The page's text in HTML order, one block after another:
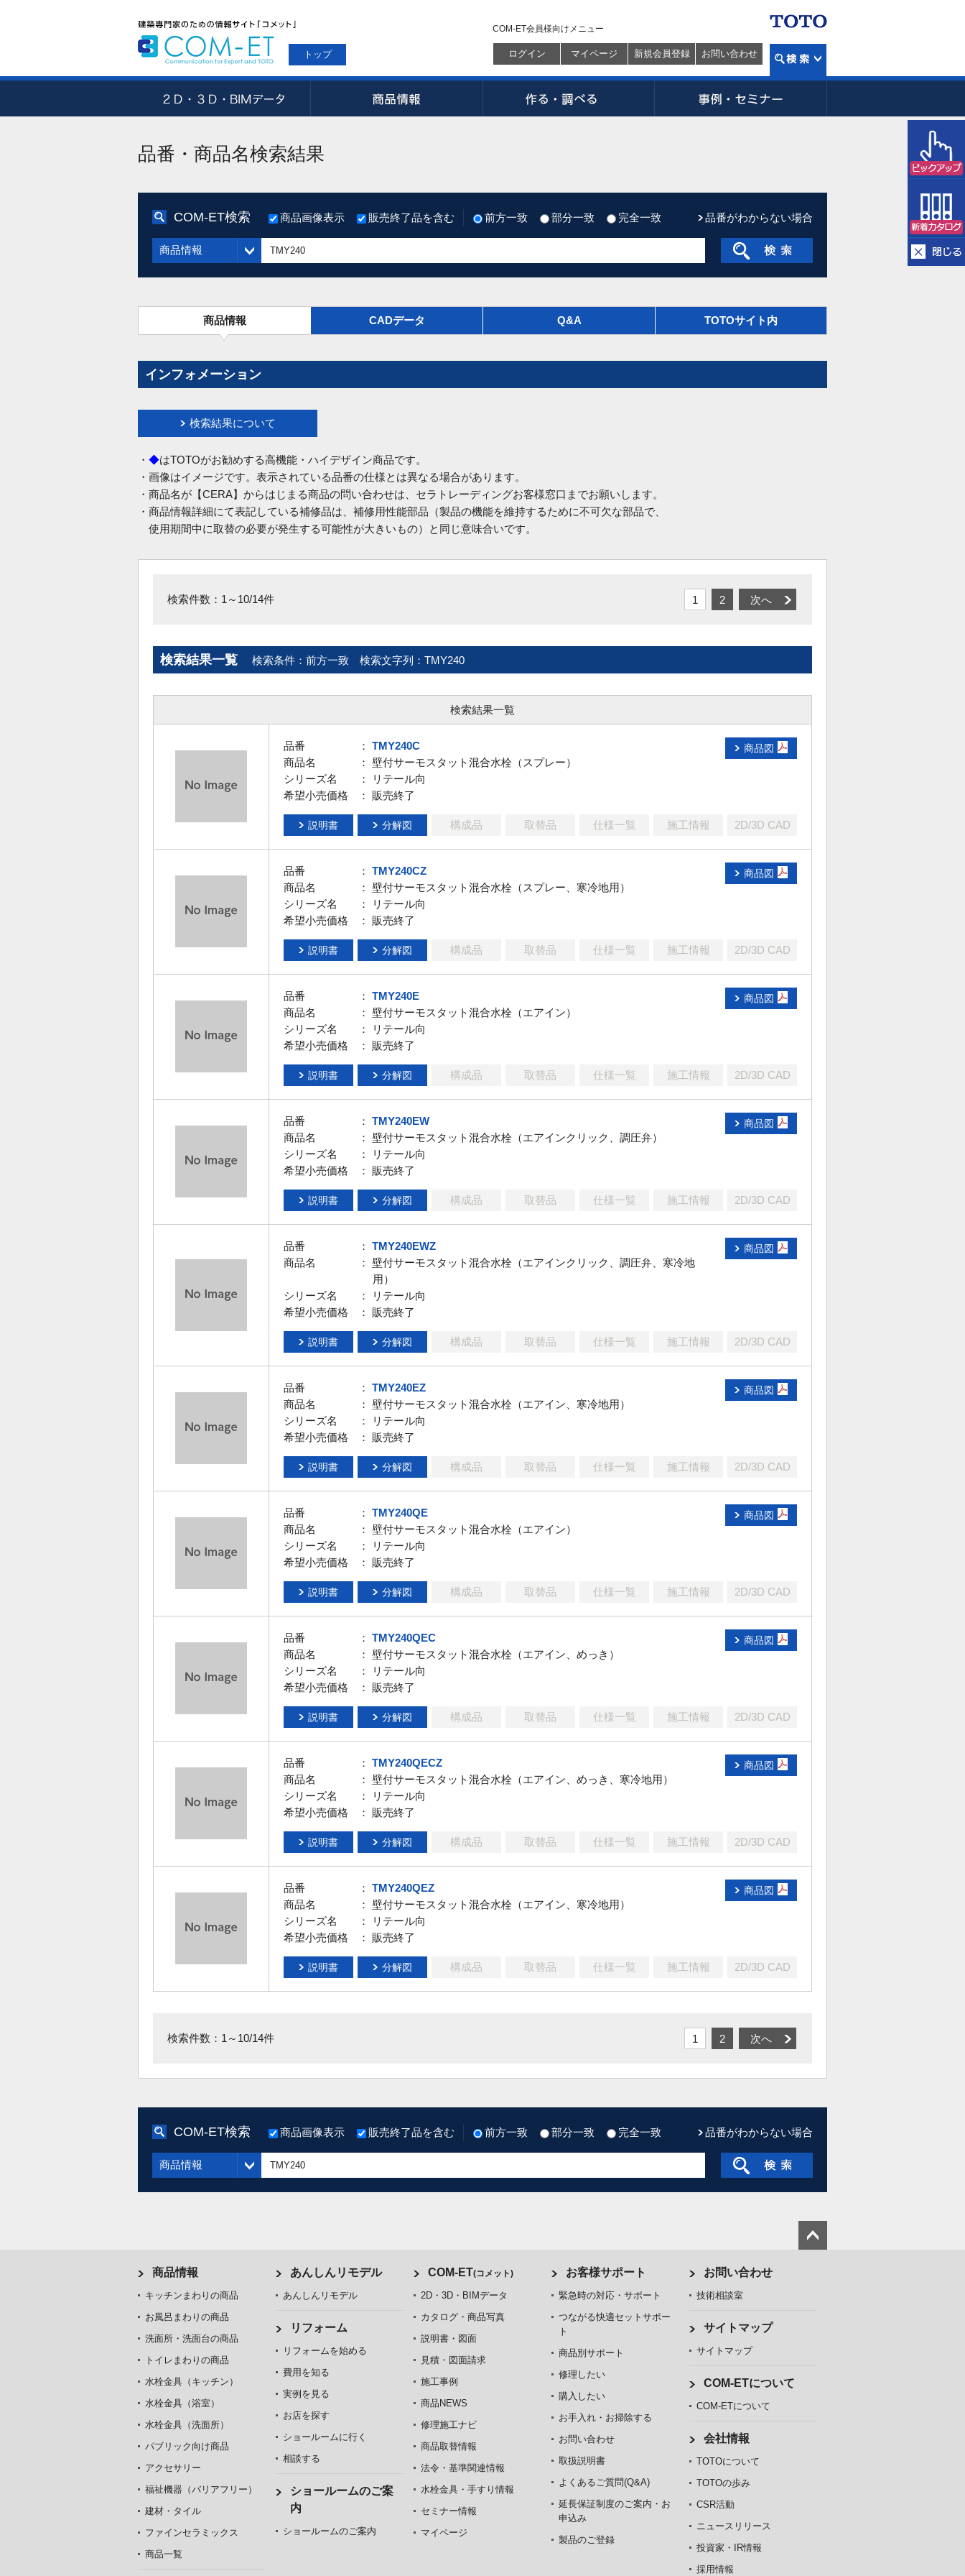
トップ
COM-ET会員様向けメニュー
ログイン マイページ 新規会員登録 お問い合わせ
品番・商品名検索結果
COM-ET検索 商品画像表示 販売終了品を含む 前方一致 部分一致 完全一致 品番がわからない場合
商品情報
商品情報 CADデータ Q&A TOTOサイト内
インフォメーション
検索結果について
・ ◆はTOTOがお勧めする高機能・ハイデザイン商品です。
・画像はイメージです。表示されている品番の仕様とは異なる場合があります。
・商品名が【CERA】からはじまる商品の問い合わせは、セラトレーディングお客様窓口までお願いします。
・商品情報詳細にて表記している補修品は、補修用性能部品（製品の機能を維持するために不可欠な部品で、
使用期間中に取替の必要が発生する可能性が大きいもの）と同じ意味合いです。
検索件数：1～10/14件 1 2 次へ
検索結果一覧 検索条件：前方一致 検索文字列：TMY240
検索結果一覧
品番 ： TMY240C
商品名
： 壁付サーモスタット混合水栓（スプレー）
シリーズ名
： リテール向
希望小売価格
： 販売終了
商品図
説明書 分解図 構成品 取替品 仕様一覧 施工情報 2D/3D CAD
品番 ： TMY240CZ
商品名
： 壁付サーモスタット混合水栓（スプレー、寒冷地用）
シリーズ名
： リテール向
希望小売価格
： 販売終了
商品図
説明書 分解図 構成品 取替品 仕様一覧 施工情報 2D/3D CAD
品番 ： TMY240E
商品名
： 壁付サーモスタット混合水栓（エアイン）
シリーズ名
： リテール向
希望小売価格
： 販売終了
商品図
説明書 分解図 構成品 取替品 仕様一覧 施工情報 2D/3D CAD
品番 ： TMY240EW
商品名
： 壁付サーモスタット混合水栓（エアインクリック、調圧弁）
シリーズ名
： リテール向
希望小売価格
： 販売終了
商品図
説明書 分解図 構成品 取替品 仕様一覧 施工情報 2D/3D CAD
品番 ： TMY240EWZ
商品名
： 壁付サーモスタット混合水栓（エアインクリック、調圧弁、寒冷地
用）
シリーズ名
： リテール向
希望小売価格
： 販売終了
商品図
説明書 分解図 構成品 取替品 仕様一覧 施工情報 2D/3D CAD
品番 ： TMY240EZ
商品名
： 壁付サーモスタット混合水栓（エアイン、寒冷地用）
シリーズ名
： リテール向
希望小売価格
： 販売終了
商品図
説明書 分解図 構成品 取替品 仕様一覧 施工情報 2D/3D CAD
品番 ： TMY240QE
商品名
： 壁付サーモスタット混合水栓（エアイン）
シリーズ名
： リテール向
希望小売価格
： 販売終了
商品図
説明書 分解図 構成品 取替品 仕様一覧 施工情報 2D/3D CAD
品番 ： TMY240QEC
商品名
： 壁付サーモスタット混合水栓（エアイン、めっき）
シリーズ名
： リテール向
希望小売価格
： 販売終了
商品図
説明書 分解図 構成品 取替品 仕様一覧 施工情報 2D/3D CAD
品番 ： TMY240QECZ
商品名
： 壁付サーモスタット混合水栓（エアイン、めっき、寒冷地用）
シリーズ名
： リテール向
希望小売価格
： 販売終了
商品図
説明書 分解図 構成品 取替品 仕様一覧 施工情報 2D/3D CAD
品番 ： TMY240QEZ
商品名
： 壁付サーモスタット混合水栓（エアイン、寒冷地用）
シリーズ名
： リテール向
希望小売価格
： 販売終了
商品図
説明書 分解図 構成品 取替品 仕様一覧 施工情報 2D/3D CAD
検索件数：1～10/14件 1 2 次へ
COM-ET検索 商品画像表示 販売終了品を含む 前方一致 部分一致 完全一致 品番がわからない場合
商品情報
商品情報
キッチンまわりの商品
お風呂まわりの商品
洗面所・洗面台の商品
トイレまわりの商品
水栓金具（キッチン）
水栓金具（浴室）
水栓金具（洗面所）
パブリック向け商品
アクセサリー
福祉機器（バリアフリー）
建材・タイル
ファインセラミックス
商品一覧
あんしんリモデル
あんしんリモデル
リフォーム
リフォームを始める
費用を知る
実例を見る
お店を探す
ショールームに行く
相談する
ショールームのご案
内
ショールームのご案内
COM-ET(コメット)
2D・3D・BIMデータ
カタログ・商品写真
説明書・図面
見積・図面請求
施工事例
商品NEWS
修理施工ナビ
商品取替情報
法令・基準関連情報
水栓金具・手すり情報
セミナー情報
マイページ
お客様サポート
緊急時の対応・サポート
つながる快適セットサポー
ト
商品別サポート
修理したい
購入したい
お手入れ・お掃除する
お問い合わせ
取扱説明書
よくあるご質問(Q&A)
延長保証制度のご案内・お
申込み
製品のご登録
お問い合わせ
技術相談室
サイトマップ
サイトマップ
COM-ETについて
COM-ETについて
会社情報
TOTOについて
TOTOの歩み
CSR活動
ニュースリリース
投資家・IR情報
採用情報